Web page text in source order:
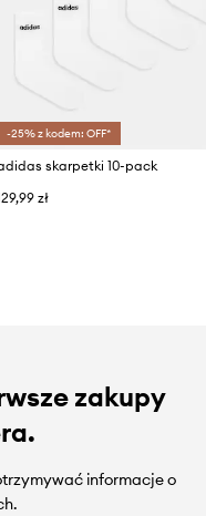
-25% z kodem: OFF*
skarpetki 10-pack
zł
zakupy
informacje o